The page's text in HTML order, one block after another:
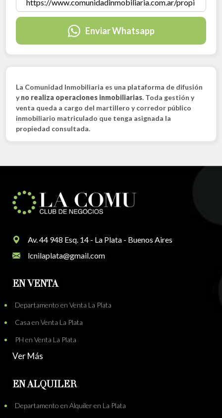
Enviar Whatsapp
La Comunidad Inmobiliaria es una plataforma de difusión
yno realiza operaciones inmobiliarias. Toda gestión y
venta queda a cargo del martillero y corredor público
inmobiliario matriculado que tenga asignada la
propiedad consultada.
Av. 44 948 Esq. 14 - La Plata - Buenos Aires
lcnilaplata@gmail.com
EN VENTA
Departamento en Venta La Plata
Casa en Venta La Plata
PH en Venta La Plata
Ver Más
EN ALQUILER
Departamento en Alquiler en La Plata